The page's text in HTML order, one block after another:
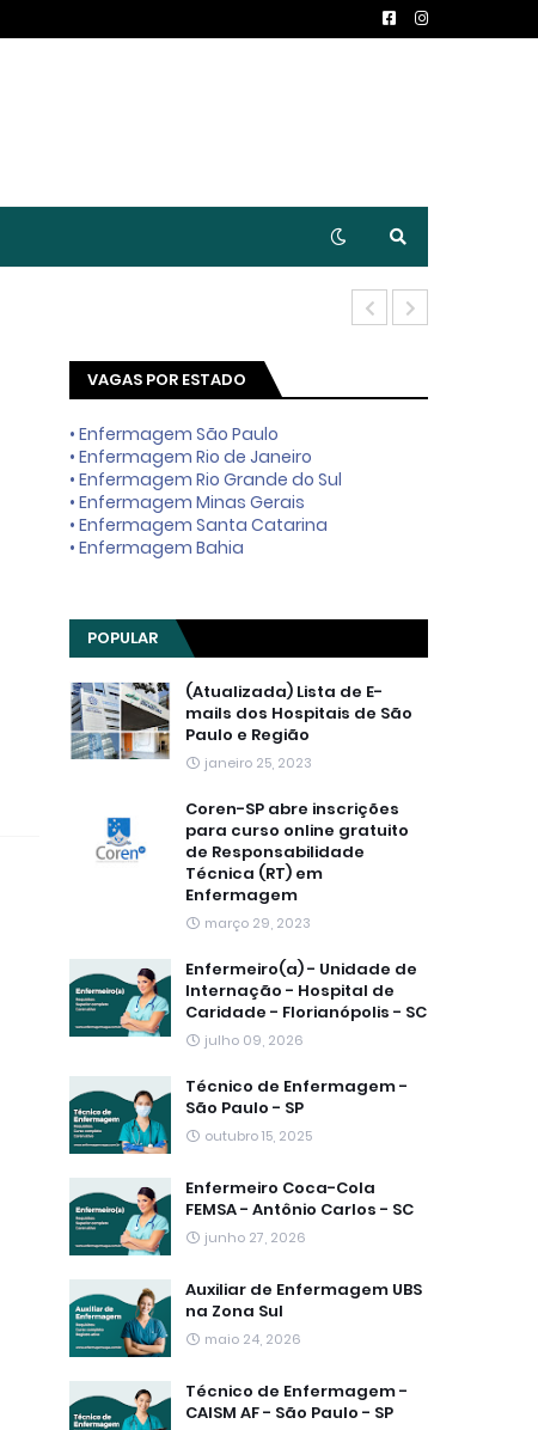
VAGAS POR ESTADO
• Enfermagem São Paulo
• Enfermagem Rio de Janeiro
• Enfermagem Rio Grande do Sul
• Enfermagem Minas Gerais
• Enfermagem Santa Catarina
• Enfermagem Bahia
POPULAR
(Atualizada) Lista de E-
mails dos Hospitais de São
Paulo e Região
janeiro 25, 2023
Coren-SP abre inscrições
para curso online gratuito
de Responsabilidade
Técnica (RT) em
Enfermagem
março 29, 2023
Enfermeiro(a) - Unidade de
Internação - Hospital de
Caridade - Florianópolis - SC
julho 09, 2026
Técnico de Enfermagem -
São Paulo - SP
outubro 15, 2025
Enfermeiro Coca-Cola
FEMSA - Antônio Carlos - SC
junho 27, 2026
Auxiliar de Enfermagem UBS
na Zona Sul
maio 24, 2026
Técnico de Enfermagem -
CAISM AF - São Paulo - SP